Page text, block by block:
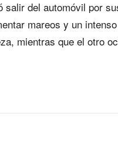
salir del automóvil por
mareos y un
mientras que el otro